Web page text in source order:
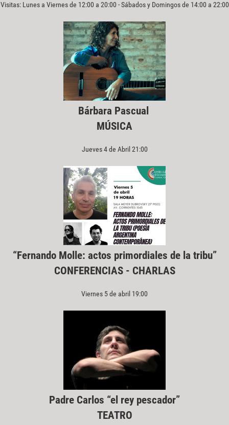
Visitas: Lunes a Viernes de 12:00 a 20:00 - Sábados y Domingos de 14:00 a 22:00
Bárbara Pascual
MÚSICA
Jueves 4 de Abril 21:00
“Fernando Molle: actos primordiales de la tribu”
CONFERENCIAS - CHARLAS
Viernes 5 de abril 19:00
Padre Carlos “el rey pescador”
TEATRO